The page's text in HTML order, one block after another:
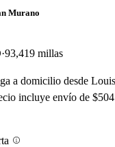
Murano
93,419 millas
a domicilio desde
incluye envío de $504